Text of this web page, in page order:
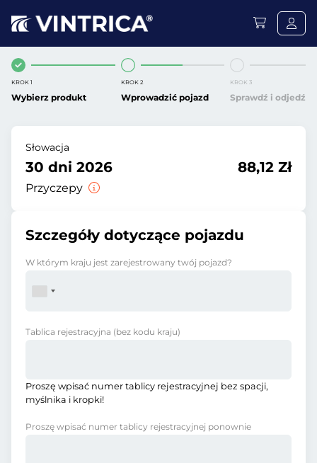
KROK 1
Wybierz produkt
KROK 2
Wprowadzić pojazd
KROK 3
Sprawdź i odjedź
Słowacja
30 dni 2026
Przyczepy
88,12 Zł
Szczegóły dotyczące pojazdu
W którym kraju jest zarejestrowany twój pojazd?
Tablica rejestracyjna (bez kodu kraju)
Proszę wpisać numer tablicy rejestracyjnej bez spacji,
myślnika i kropki!
Proszę wpisać numer tablicy rejestracyjnej ponownie